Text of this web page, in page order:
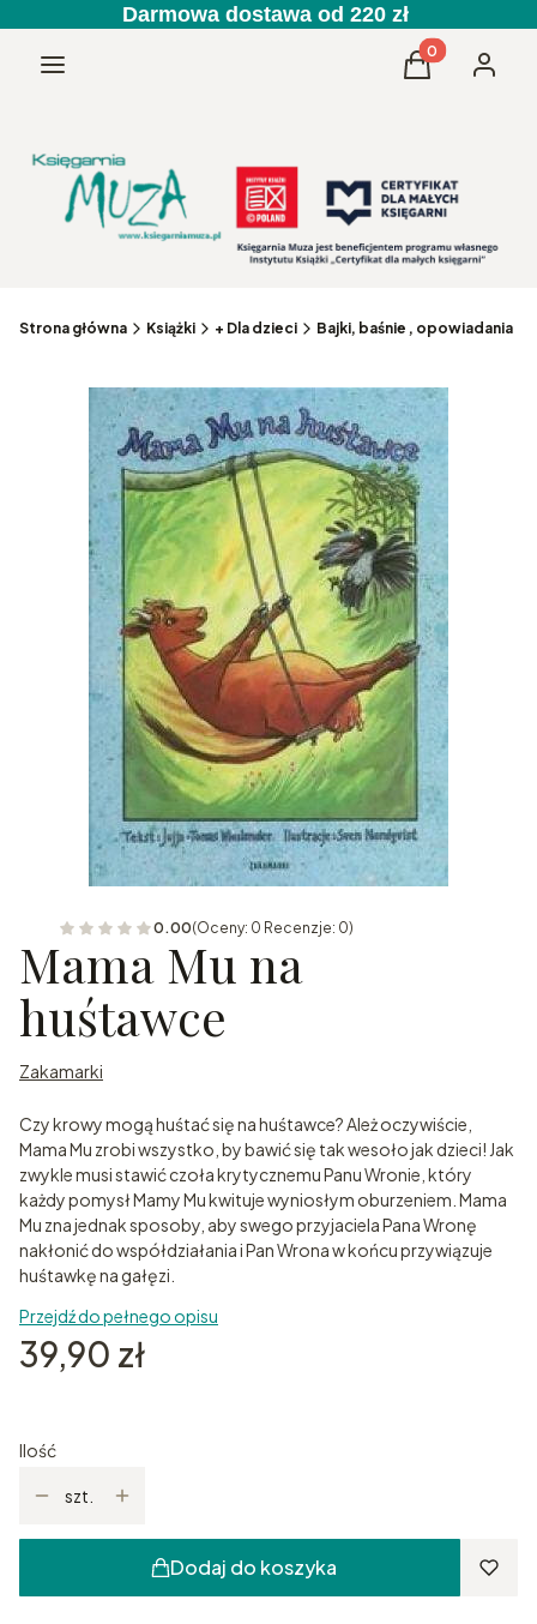
Darmowa dostawa od 220 zł
Menu Produkty w
Koszyk
Strona główna Książki + Dla dzieci Bajki, baśnie , opowiadania
0.00(Oceny: 0 Recenzje: 0)
Mama Mu na
huśtawce
Zakamarki
Czy krowy mogą huśtać się na huśtawce? Ależ oczywiście,
Mama Mu zrobi wszystko, by bawić się tak wesoło jak dzieci! Jak
zwykle musi stawić czoła krytycznemu Panu Wronie, który
każdy pomysł Mamy Mu kwituje wyniosłym oburzeniem. Mama
Mu zna jednak sposoby, aby swego przyjaciela Pana Wronę
nakłonić do współdziałania i Pan Wrona w końcu przywiązuje
huśtawkę na gałęzi.
Przejdź do pełnego opisu
Cena
39,90 zł
Ilość
szt.
Dodaj do koszyka